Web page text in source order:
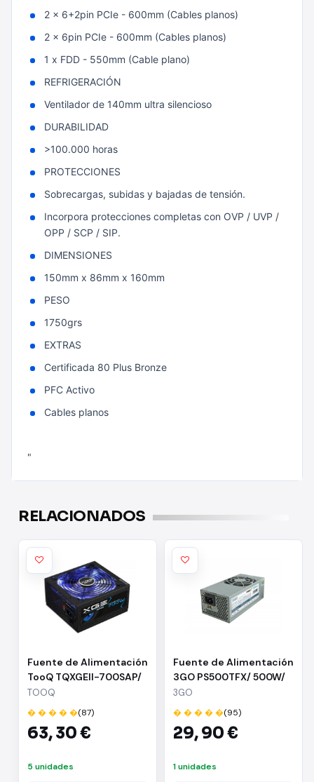
2 x 6+2pin PCIe - 600mm (Cables planos)
2 x 6pin PCIe - 600mm (Cables planos)
1 x FDD - 550mm (Cable plano)
REFRIGERACIÓN
Ventilador de 140mm ultra silencioso
DURABILIDAD
>100.000 horas
PROTECCIONES
Sobrecargas, subidas y bajadas de tensión.
Incorpora protecciones completas con OVP / UVP /
OPP / SCP / SIP.
DIMENSIONES
150mm x 86mm x 160mm
PESO
1750grs
EXTRAS
Certificada 80 Plus Bronze
PFC Activo
Cables planos
"
RELACIONADOS
Fuente de Alimentación
TooQ TQXGEII-700SAP/
700W/ Ventilador 14cm/
80 Plus Bronze
TOOQ
� � � � �(87)
63,30 €
5 unidades
Fuente de Alimentación
3GO PS500TFX/ 500W/
Ventilador 8cm
3GO
� � � � �(95)
29,90 €
1 unidades